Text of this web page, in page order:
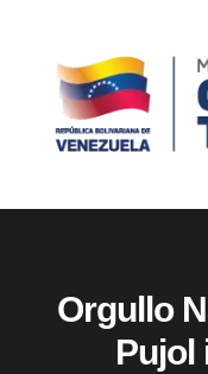
Orgullo
Pujol